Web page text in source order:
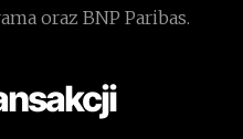
oraz BNP Paribas.